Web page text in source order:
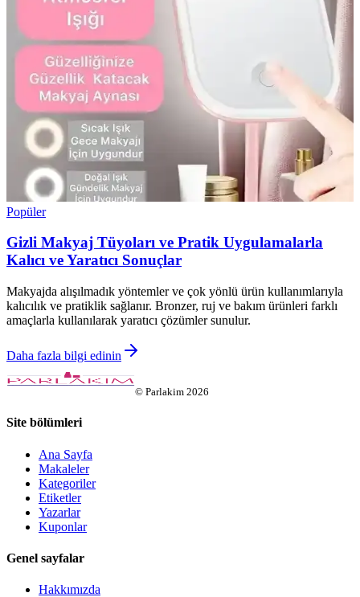
Popüler
Gizli Makyaj Tüyoları ve Pratik Uygulamalarla
Kalıcı ve Yaratıcı Sonuçlar
Makyajda alışılmadık yöntemler ve çok yönlü ürün kullanımlarıyla
kalıcılık ve pratiklik sağlanır. Bronzer, ruj ve bakım ürünleri farklı
amaçlarla kullanılarak yaratıcı çözümler sunulur.
Daha fazla bilgi edinin
© Parlakim 2026
Site bölümleri
Ana Sayfa
Makaleler
Kategoriler
Etiketler
Yazarlar
Kuponlar
Genel sayfalar
Hakkımızda